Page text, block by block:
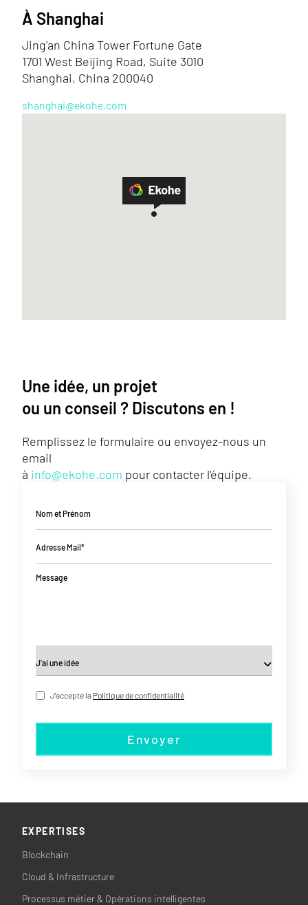
À Shanghai
Jing'an China Tower Fortune Gate
1701 West Beijing Road, Suite 3010
Shanghai, China 200040
shanghai@ekohe.com
Une idée, un projet
ou un conseil ? Discutons en !
Remplissez le formulaire ou envoyez-nous un
email
à info@ekohe.com pour contacter l'équipe.
Nom et Prénom
Adresse Mail*
Message
J'accepte la Politique de confidentialité
Envoyer
EXPERTISES
Blockchain
Cloud & Infrastructure
Processus métier & Opérations intelligentes